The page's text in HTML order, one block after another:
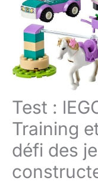
Test :
Training
défi des